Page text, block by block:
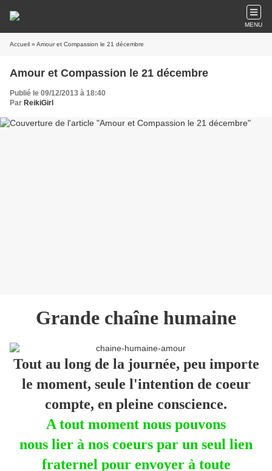
MENU
Accueil » Amour et Compassion le 21 décembre
Amour et Compassion le 21 décembre
Publié le 09/12/2013 à 18:40
Par ReikiGirl
Grande chaîne humaine
Tout au long de la journée, peu importe
le moment, seule l'intention de coeur
compte, en pleine conscience.
A tout moment nous pouvons
nous lier à nos coeurs par un seul lien
fraternel pour envoyer à toute